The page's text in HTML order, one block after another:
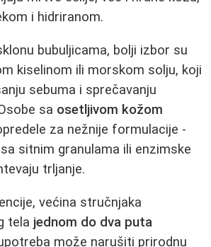
i hidriranom.
bubuljicama, bolji izbor su
kiselinom ili morskom solju, koji
sebuma i sprečavanju
sa osetljivom kožom
za nežnije formulacije -
sitnim granulama ili enzimske
trljanje.
većina stručnjaka
tela jednom do dva puta
može narušiti prirodnu